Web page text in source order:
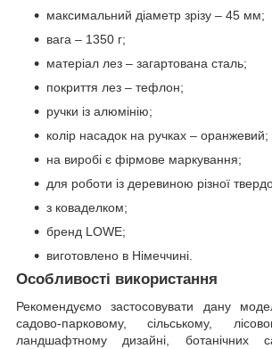
максимальний діаметр зрізу – 45 мм;
вага – 1350 г;
матеріал лез – загартована сталь;
покриття лез – тефлон;
ручки із алюмінію;
колір насадок на ручках – оранжевий;
на виробі є фірмове маркування;
для роботи із деревиною різної
з коваделком;
бренд LOWE;
виготовлено в Німеччині.
Особливості використання
Рекомендуємо застосовувати дану
садово-парковому, сільському,
ландшафтному дизайні, ботанічних